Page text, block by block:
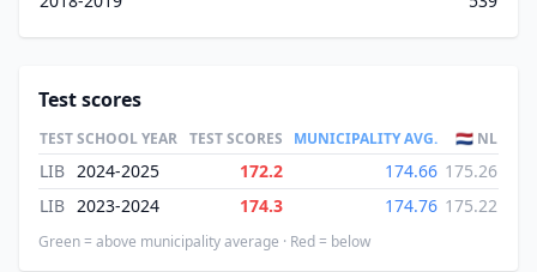
Test scores
TESTSCHOOL YEAR TEST SCORES MUNICIPALITY AVG. 🇳🇱 NL
LIB 2024-2025 172.2 174.66 175.26
LIB 2023-2024 174.3 174.76 175.22
Green = above municipality average · Red = below